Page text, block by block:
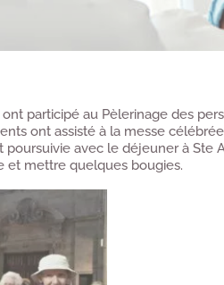
ont participé au Pèlerinage des
ont assisté à la messe
poursuivie avec le déjeuner à Ste
et mettre quelques bougies.